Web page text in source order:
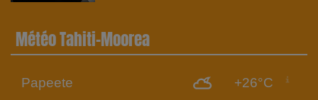
Météo Tahiti-Moorea
Papeete
+26°C